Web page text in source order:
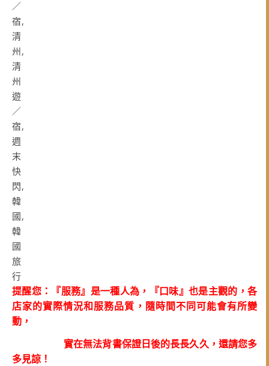
提醒您：『服務』是一種人為，『口味』也是主觀的，各
店家的實際情況和服務品質，隨時間不同可能會有所變
動，
實在無法背書保證日後的長長久久，還請您多
多見諒！